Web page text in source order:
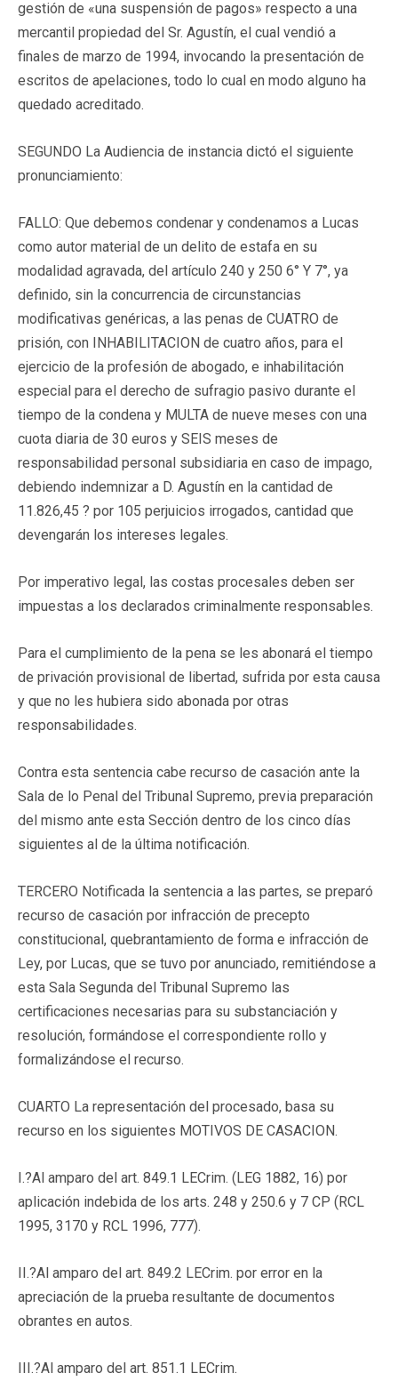
gestión de «una suspensión de pagos» respecto a una
mercantil propiedad del Sr. Agustín, el cual vendió a
finales de marzo de 1994, invocando la presentación de
escritos de apelaciones, todo lo cual en modo alguno ha
quedado acreditado.
SEGUNDO La Audiencia de instancia dictó el siguiente
pronunciamiento:
FALLO: Que debemos condenar y condenamos a Lucas
como autor material de un delito de estafa en su
modalidad agravada, del artículo 240 y 250 6° Y 7°, ya
definido, sin la concurrencia de circunstancias
modificativas genéricas, a las penas de CUATRO de
prisión, con INHABILITACION de cuatro años, para el
ejercicio de la profesión de abogado, e inhabilitación
especial para el derecho de sufragio pasivo durante el
tiempo de la condena y MULTA de nueve meses con una
cuota diaria de 30 euros y SEIS meses de
responsabilidad personal subsidiaria en caso de impago,
debiendo indemnizar a D. Agustín en la cantidad de
11.826,45 ? por 105 perjuicios irrogados, cantidad que
devengarán los intereses legales.
Por imperativo legal, las costas procesales deben ser
impuestas a los declarados criminalmente responsables.
Para el cumplimiento de la pena se les abonará el tiempo
de privación provisional de libertad, sufrida por esta causa
y que no les hubiera sido abonada por otras
responsabilidades.
Contra esta sentencia cabe recurso de casación ante la
Sala de lo Penal del Tribunal Supremo, previa preparación
del mismo ante esta Sección dentro de los cinco días
siguientes al de la última notificación.
TERCERO Notificada la sentencia a las partes, se preparó
recurso de casación por infracción de precepto
constitucional, quebrantamiento de forma e infracción de
Ley, por Lucas, que se tuvo por anunciado, remitiéndose a
esta Sala Segunda del Tribunal Supremo las
certificaciones necesarias para su substanciación y
resolución, formándose el correspondiente rollo y
formalizándose el recurso.
CUARTO La representación del procesado, basa su
recurso en los siguientes MOTIVOS DE CASACION.
I.?Al amparo del art. 849.1 LECrim. (LEG 1882, 16) por
aplicación indebida de los arts. 248 y 250.6 y 7 CP (RCL
1995, 3170 y RCL 1996, 777).
II.?Al amparo del art. 849.2 LECrim. por error en la
apreciación de la prueba resultante de documentos
obrantes en autos.
III.?Al amparo del art. 851.1 LECrim.